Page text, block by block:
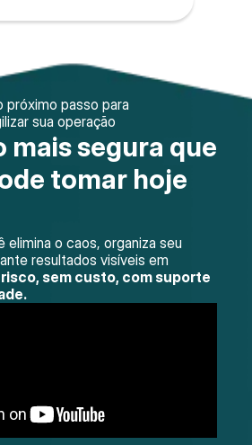
próximo passo para
sua operação
mais segura que
tomar hoje
o caos, organiza seu
resultados visíveis em
risco, sem custo, com suporte